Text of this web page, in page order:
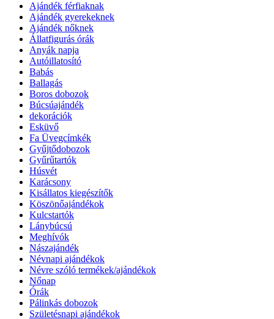
Ajándék férfiaknak
Ajándék gyerekeknek
Ajándék nőknek
Állatfigurás órák
Anyák napja
Autóillatosító
Babás
Ballagás
Boros dobozok
Búcsúajándék
dekorációk
Esküvő
Fa Üvegcímkék
Gyűjtődobozok
Gyűrűtartók
Húsvét
Karácsony
Kisállatos kiegészítők
Köszönőajándékok
Kulcstartók
Lánybúcsú
Meghívók
Nászajándék
Névnapi ajándékok
Névre szóló termékek/ajándékok
Nőnap
Órák
Pálinkás dobozok
Születésnapi ajándékok